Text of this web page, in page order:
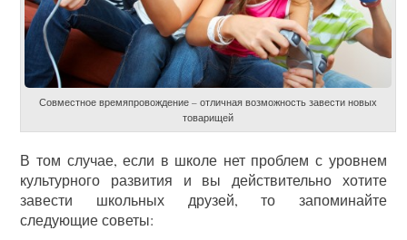
Совместное времяпровождение – отличная возможность завести новых
товарищей
В том случае, если в школе нет проблем с уровнем
культурного развития и вы действительно хотите
завести школьных друзей, то запоминайте
следующие советы: